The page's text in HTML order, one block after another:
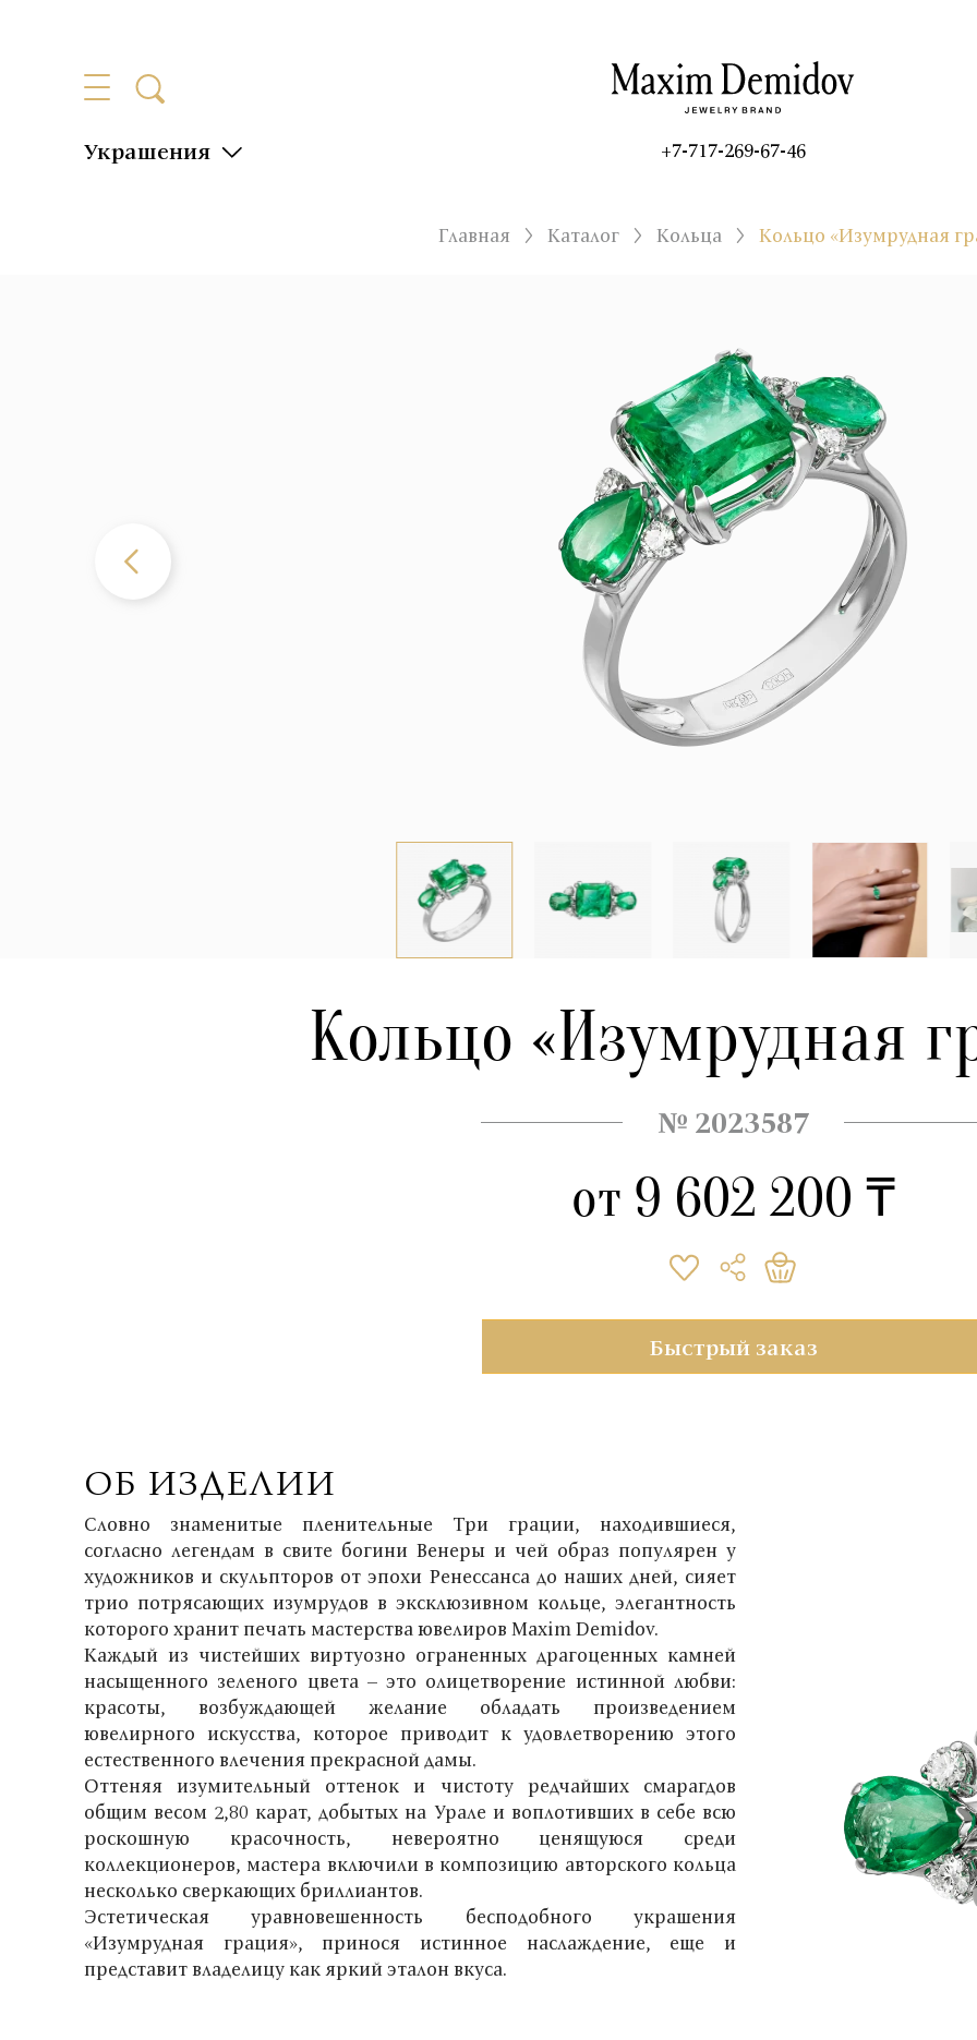
Украшения +7-717-269-67-46
Главная Каталог Кольца Кольцо «Изумрудная
Кольцо «Изумрудная
№ 2023587
от 9 602 200 ₸
Быстрый заказ
ОБ ИЗДЕЛИИ
Словно знаменитые пленительные Три грации, находившиеся,
согласно легендам в свите богини Венеры и чей образ популярен у
художников и скульпторов от эпохи Ренессанса до наших дней, сияет
трио потрясающих изумрудов в эксклюзивном кольце, элегантность
которого хранит печать мастерства ювелиров Maxim Demidov.
Каждый из чистейших виртуозно ограненных драгоценных камней
насыщенного зеленого цвета – это олицетворение истинной любви:
красоты, возбуждающей желание обладать произведением
ювелирного искусства, которое приводит к удовлетворению этого
естественного влечения прекрасной дамы.
Оттеняя изумительный оттенок и чистоту редчайших смарагдов
общим весом 2,80 карат, добытых на Урале и воплотивших в себе всю
роскошную красочность, невероятно ценящуюся среди
коллекционеров, мастера включили в композицию авторского кольца
несколько сверкающих бриллиантов.
Эстетическая уравновешенность бесподобного украшения
«Изумрудная грация», принося истинное наслаждение, еще и
представит владелицу как яркий эталон вкуса.